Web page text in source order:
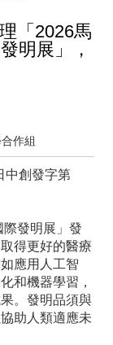
「2026馬
明展」，
作組
中創發字第
發明展」發
得更好的醫療
應用人工智
和機器學習，
。發明品須與
助人類適應未